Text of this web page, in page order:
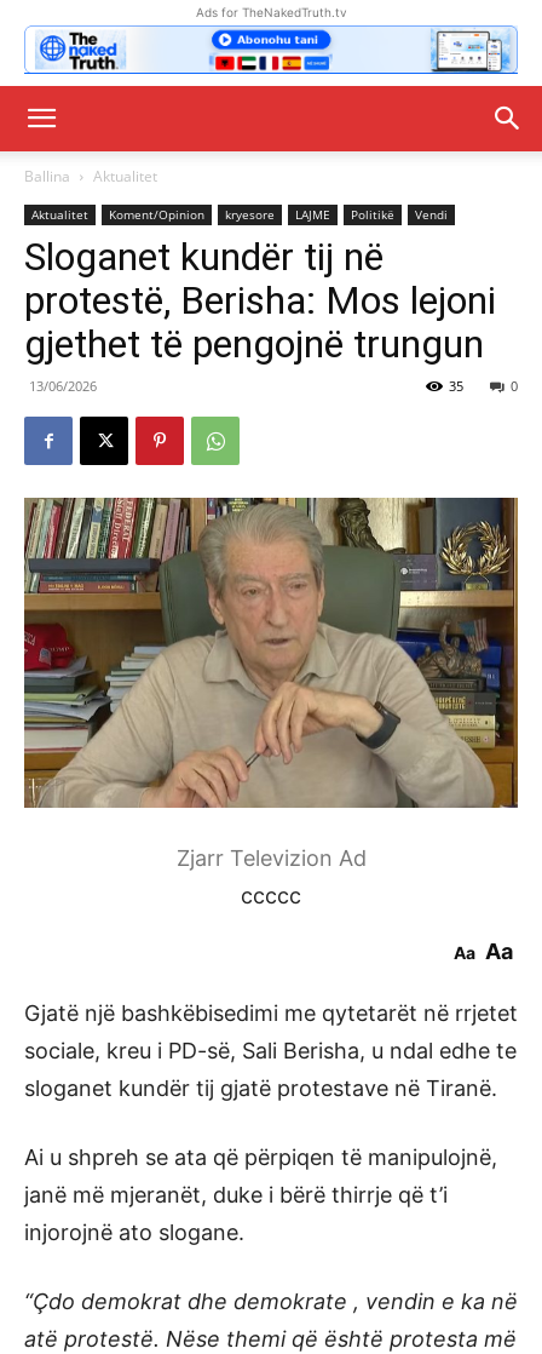
Ads for TheNakedTruth.tv
Ballina Aktualitet
Aktualitet Koment/Opinion kryesore LAJME Politikë Vendi
Sloganet kundër tij në
protestë, Berisha: Mos lejoni
gjethet të pengojnë trungun
13/06/2026 0
35
Zjarr Televizion Ad
ccccc
Aa Aa
Gjatë një bashkëbisedimi me qytetarët në rrjetet
sociale, kreu i PD-së, Sali Berisha, u ndal edhe te
sloganet kundër tij gjatë protestave në Tiranë.
Ai u shpreh se ata që përpiqen të manipulojnë,
janë më mjeranët, duke i bërë thirrje që t’i
injorojnë ato slogane.
“Çdo demokrat dhe demokrate , vendin e ka në
atë protestë. Nëse themi që është protesta më